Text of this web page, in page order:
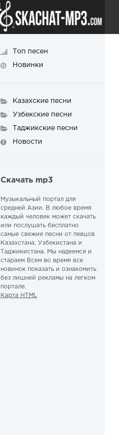
Топ песен
Новинки
Казахские песни
Узбекские песни
Таджикские песни
Новости
Скачать mp3
Музыкальный портал для
средней Азии. В любое время
каждый человек может скачать
или послушать бесплатно
самые свежие песни от певцов
Казахстана, Узбекистана и
Таджикистана. Мы надеемся и
стараем Всем во время все
новинок показать и ознакомить
без лишней рекламы на легком
портале.
Карта HTML